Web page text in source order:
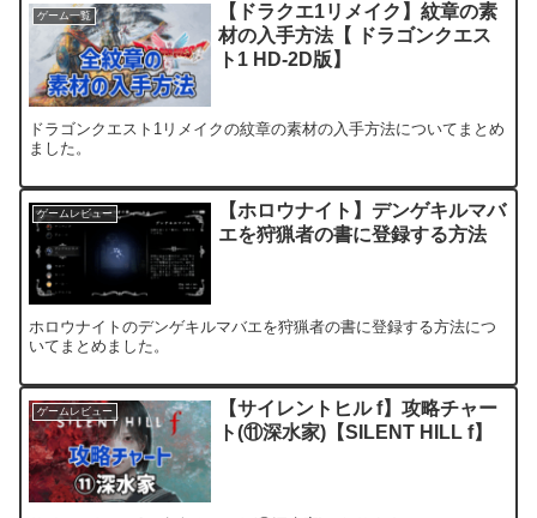
ゲーム一覧
【ドラクエ1リメイク】紋章の素
材の入手方法【 ドラゴンクエス
ト1 HD-2D版】
ドラゴンクエスト1リメイクの紋章の素材の入手方法についてまとめ
ました。
ゲームレビュー
【ホロウナイト】デンゲキルマバ
エを狩猟者の書に登録する方法
ホロウナイトのデンゲキルマバエを狩猟者の書に登録する方法につ
いてまとめました。
ゲームレビュー
【サイレントヒル f】攻略チャー
ト(⑪深水家)【SILENT HILL f】